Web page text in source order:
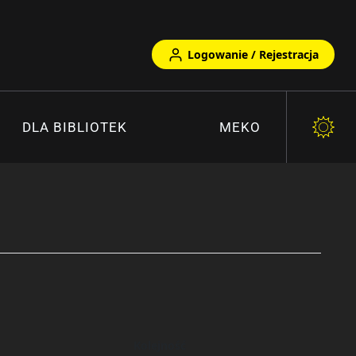
Logowanie / Rejestracja
DLA BIBLIOTEK MEKO